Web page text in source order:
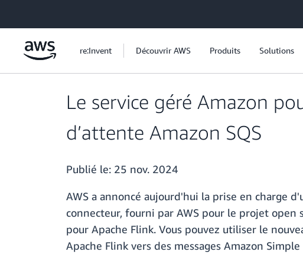
re:Invent Découvrir AWS Produits Solutions
Le service géré Amazon
d’attente Amazon SQS
Publié le: 25 nov. 2024
AWS a annoncé aujourd'hui la prise en charge
connecteur, fourni par AWS pour le projet open
pour Apache Flink. Vous pouvez utiliser le
Apache Flink vers des messages Amazon